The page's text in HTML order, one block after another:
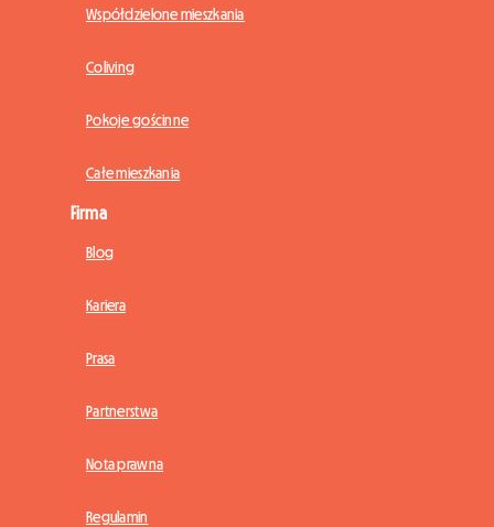
Współdzielone mieszkania
Coliving
Pokoje gościnne
Całe mieszkania
Firma
Blog
Kariera
Prasa
Partnerstwa
Nota prawna
Regulamin